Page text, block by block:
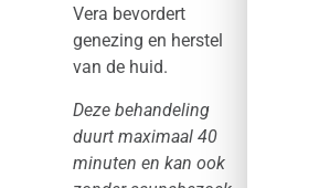
Vera bevordert
genezing en herstel
van de huid.
Deze behandeling
duurt maximaal 40
minuten en kan ook